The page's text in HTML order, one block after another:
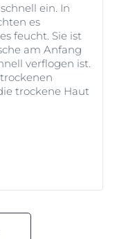
ein. In
es
feucht. Sie ist
am Anfang
verflogen ist.
trockene Haut